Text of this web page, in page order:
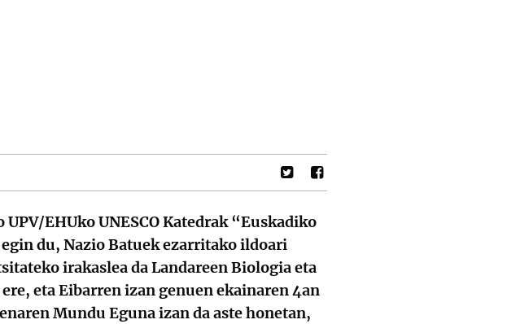
EHUko UNESCO Katedrak “Euskadiko
du, Nazio Batuek ezarritako ildoari
irakaslea da Landareen Biologia eta
eta Eibarren izan genuen ekainaren 4an
Mundu Eguna izan da aste honetan,